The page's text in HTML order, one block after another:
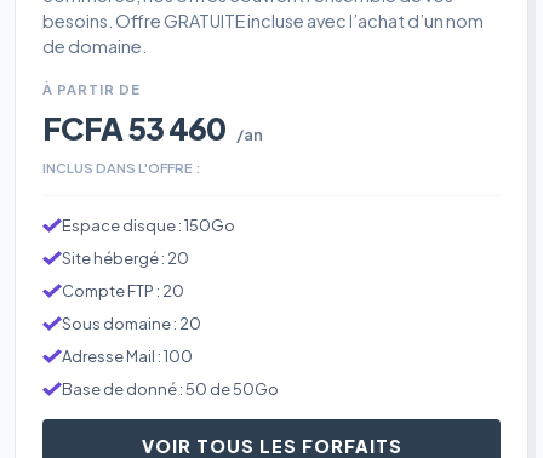
besoins. Offre GRATUITE incluse avec l’achat d’un nom
de domaine.
À PARTIR DE
FCFA 53 460 /an
INCLUS DANS L'OFFRE :
Espace disque : 150Go
Site hébergé : 20
Compte FTP : 20
Sous domaine : 20
Adresse Mail : 100
Base de donné : 50 de 50Go
VOIR TOUS LES FORFAITS